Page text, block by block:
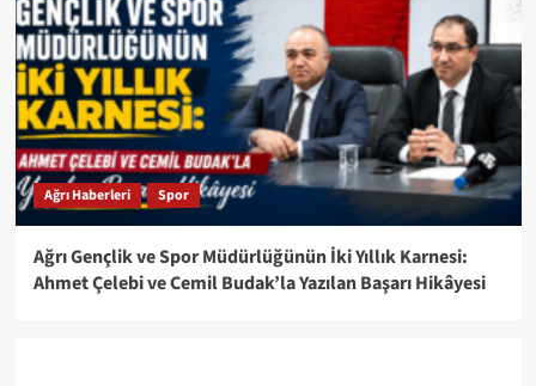
Ağrı Haberleri Spor
Ağrı Gençlik ve Spor Müdürlüğünün İki Yıllık Karnesi:
Ahmet Çelebi ve Cemil Budak’la Yazılan Başarı Hikâyesi